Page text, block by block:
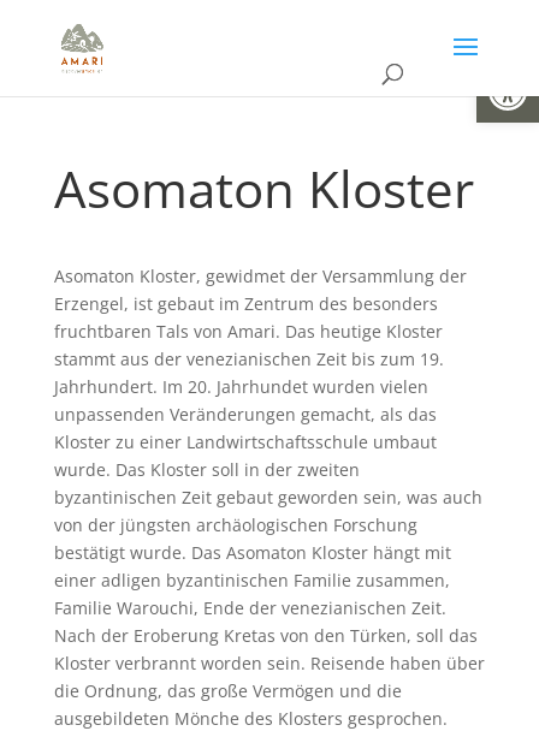
Asomaton Kloster
Asomaton Kloster, gewidmet der Versammlung der
Erzengel, ist gebaut im Zentrum des besonders
fruchtbaren Tals von Amari. Das heutige Kloster
stammt aus der venezianischen Zeit bis zum 19.
Jahrhundert. Im 20. Jahrhundet wurden vielen
unpassenden Veränderungen gemacht, als das
Kloster zu einer Landwirtschaftsschule umbaut
wurde. Das Kloster soll in der zweiten
byzantinischen Zeit gebaut geworden sein, was auch
von der jüngsten archäologischen Forschung
bestätigt wurde. Das Asomaton Kloster hängt mit
einer adligen byzantinischen Familie zusammen,
Familie Warouchi, Ende der venezianischen Zeit.
Nach der Eroberung Kretas von den Türken, soll das
Kloster verbrannt worden sein. Reisende haben über
die Ordnung, das große Vermögen und die
ausgebildeten Mönche des Klosters gesprochen.